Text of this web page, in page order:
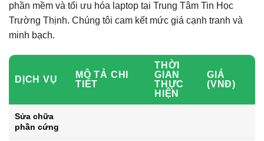
phần mềm và tối ưu hóa laptop tại Trung Tâm Tin Học
Trường Thịnh. Chúng tôi cam kết mức giá cạnh tranh và
minh bạch.
DỊCH VỤ
MÔ TẢ CHI
TIẾT
THỜI
GIAN
THỰC
HIỆN
GIÁ
(VNĐ)
Sửa chữa
phần cứng